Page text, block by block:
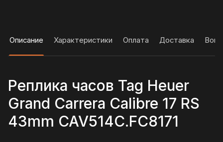
Описание Характеристики Оплата Доставка
Реплика часов Tag Heuer
Grand Carrera Calibre 17 RS
43mm CAV514C.FC8171